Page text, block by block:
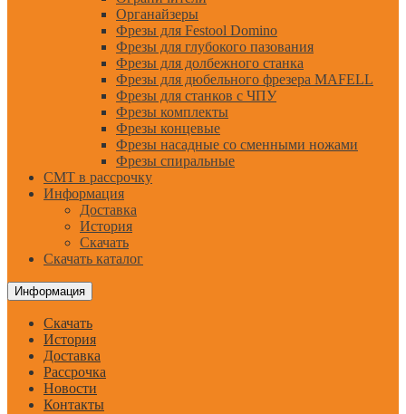
Органайзеры
Фрезы для Festool Domino
Фрезы для глубокого пазования
Фрезы для долбежного станка
Фрезы для дюбельного фрезера MAFELL
Фрезы для станков с ЧПУ
Фрезы комплекты
Фрезы концевые
Фрезы насадные со сменными ножами
Фрезы спиральные
CMT в рассрочку
Информация
Доставка
История
Скачать
Скачать каталог
Информация
Скачать
История
Доставка
Рассрочка
Новости
Контакты